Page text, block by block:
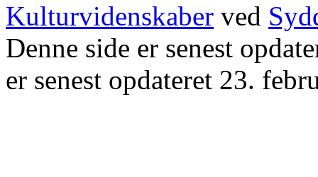
Kulturvidenskaber ved
Denne side er senest
er senest opdateret 23.